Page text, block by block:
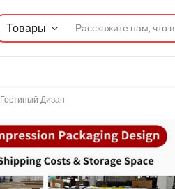
Товары
Гостиный Диван